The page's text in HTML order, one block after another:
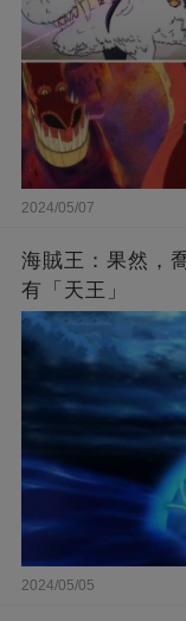
2024/05/07
海賊王：果然，
有「天王」
2024/05/05